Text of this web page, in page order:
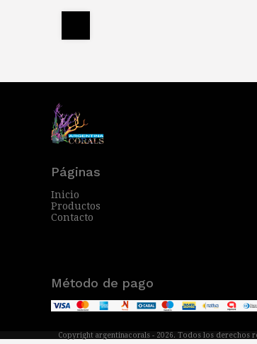
Páginas
Inicio
Productos
Contacto
Método de pago
Copyright argentinacorals - 2026. Todos los derechos